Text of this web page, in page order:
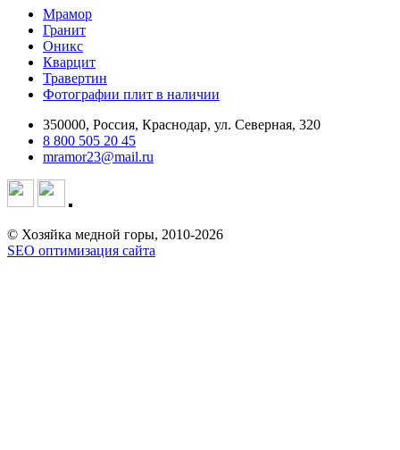
Мрамор
Гранит
Оникс
Кварцит
Травертин
Фотографии плит в наличии
350000, Россия, Краснодар, ул. Северная, 320
8 800 505 20 45
mramor23@mail.ru
© Хозяйка медной горы, 2010-2026
SEO оптимизация сайта